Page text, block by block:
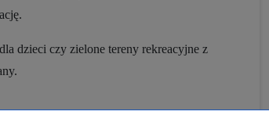
dzieci czy zielone tereny rekreacyjne z